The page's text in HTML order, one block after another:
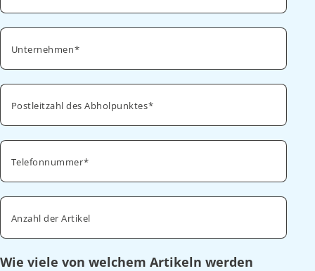
Unternehmen
Postleitzahl des Abholpunktes
Telefonnummer
Anzahl der Artikel
Wie viele von welchem Artikeln werden